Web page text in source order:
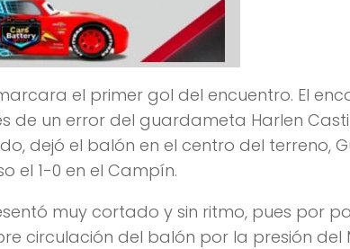
el primer gol del encuentro. El
de un error del guardameta Harlen
dejó el balón en el centro del terreno,
el 1-0 en el Campín.
muy cortado y sin ritmo, pues por
circulación del balón por la presión